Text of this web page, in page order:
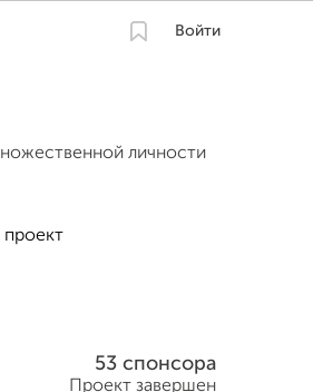
Войти
личности
проект
53 спонсора
Проект завершен